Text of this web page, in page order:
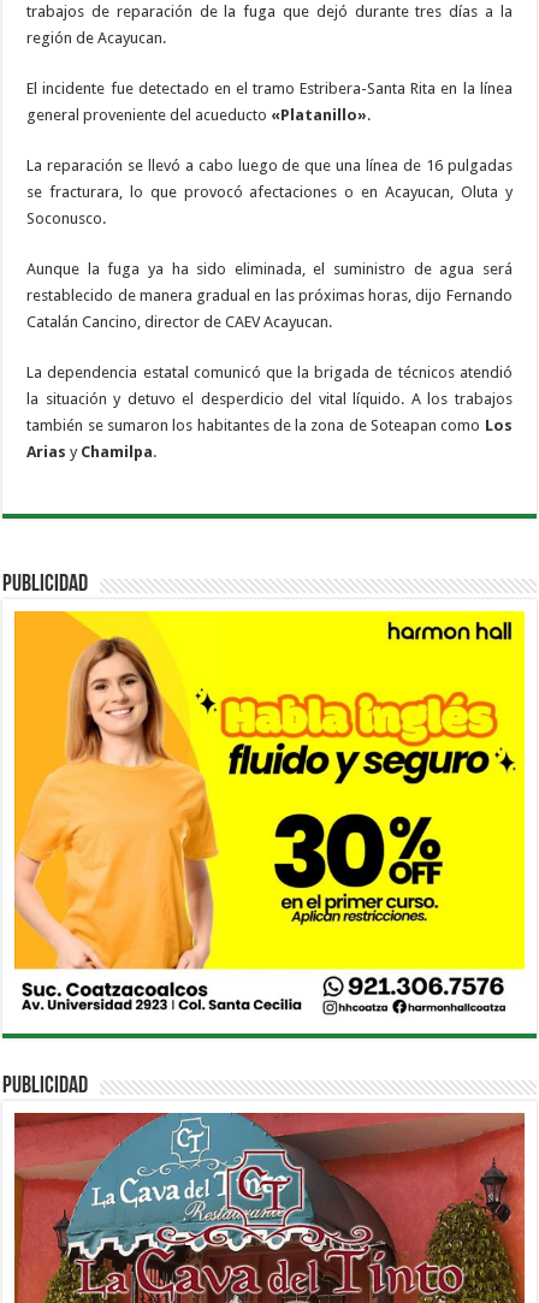
trabajos de reparación de la fuga que dejó durante tres días a la
región de Acayucan.
El incidente fue detectado en el tramo Estribera-Santa Rita en la línea
general proveniente del acueducto «Platanillo».
La reparación se llevó a cabo luego de que una línea de 16 pulgadas
se fracturara, lo que provocó afectaciones o en Acayucan, Oluta y
Soconusco.
Aunque la fuga ya ha sido eliminada, el suministro de agua será
restablecido de manera gradual en las próximas horas, dijo Fernando
Catalán Cancino, director de CAEV Acayucan.
La dependencia estatal comunicó que la brigada de técnicos atendió
la situación y detuvo el desperdicio del vital líquido. A los trabajos
también se sumaron los habitantes de la zona de Soteapan como Los
Arias y Chamilpa.
PUBLICIDAD
PUBLICIDAD